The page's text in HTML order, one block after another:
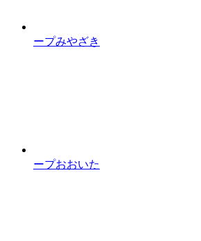
ープみやざき
ープおおいた